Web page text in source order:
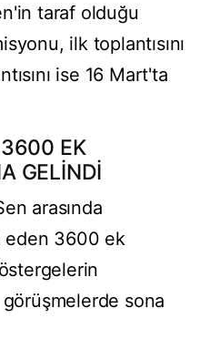
taraf olduğu
ilk toplantısını
ise 16 Mart'ta
EK
GELİNDİ
arasında
eden 3600 ek
sona